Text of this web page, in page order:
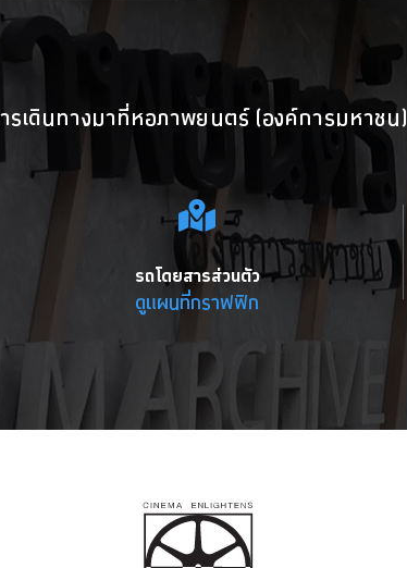
รเดินทางมาที่หอภาพยนตร์ (องค์การมหาชน)
รถโดยสารส่วนตัว
ดูแผนที่กราฟฟิก